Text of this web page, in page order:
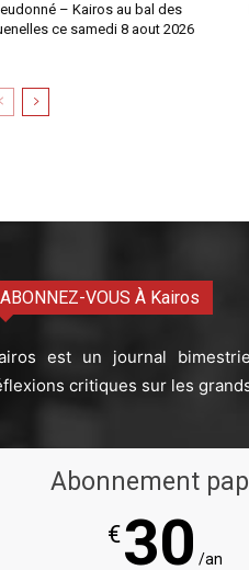
– Kairos au bal des
ce samedi 8 aout 2026
ABONNEZ-VOUS À Kairos
est un journal
critiques sur les
Abonnement
€30 /an